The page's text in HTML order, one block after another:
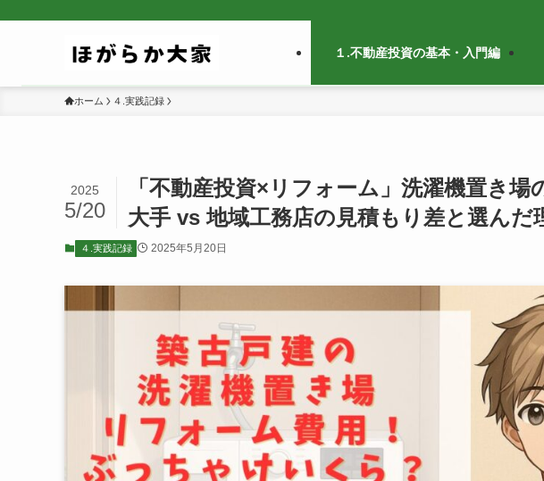
１.不動産投資の基本・入門編
ホーム ４.実践記録
「不動産投資×リフォーム」洗濯機置き
大手 vs 地域工務店の見積もり差と選んだ
2025
5/20
４.実践記録 2025年5月20日